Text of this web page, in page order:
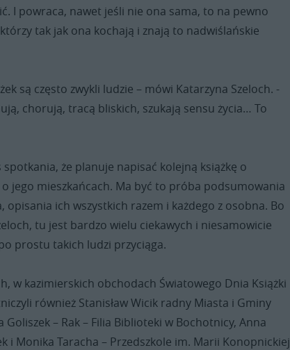
I powraca, nawet jeśli nie ona sama, to na pewno
tak jak ona kochają i znają to nadwiślańskie
są często zwykli ludzie – mówi Katarzyna Szeloch. -
chorują, tracą bliskich, szukają sensu życia… To
spotkania, że planuje napisać kolejną książkę o
o jego mieszkańcach. Ma być to próba podsumowania
opisania ich wszystkich razem i każdego z osobna. Bo
tu jest bardzo wielu ciekawych i niesamowicie
prostu takich ludzi przyciąga.
w kazimierskich obchodach Światowego Dnia Książki
również Stanisław Wicik radny Miasta i Gminy
– Rak – Filia Biblioteki w Bochotnicy, Anna
i Monika Taracha – Przedszkole im. Marii Konopnickiej